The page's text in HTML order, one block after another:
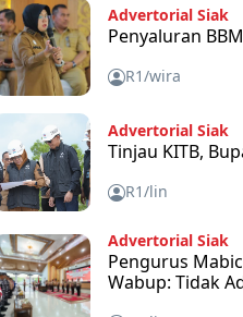
Advertorial Siak
Penyaluran
R1/wira
Advertorial Siak
Tinjau KITB,
R1/lin
Advertorial Siak
Pengurus
Wabup: Tidak